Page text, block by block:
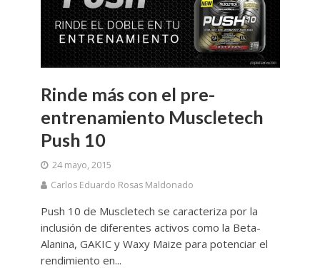
Rinde más con el pre-
entrenamiento Muscletech
Push 10
24 mayo, 2015
Carlos Eduardo Rosas Maldonado
Push 10 de Muscletech se caracteriza por la
inclusión de diferentes activos como la Beta-
Alanina, GAKIC y Waxy Maize para potenciar el
rendimiento en...